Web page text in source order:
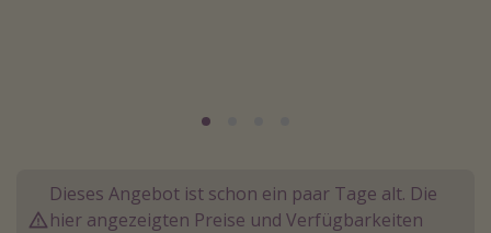
Wochenendtrip
Dieses Angebot ist schon ein paar Tage alt. Die
hier angezeigten Preise und Verfügbarkeiten